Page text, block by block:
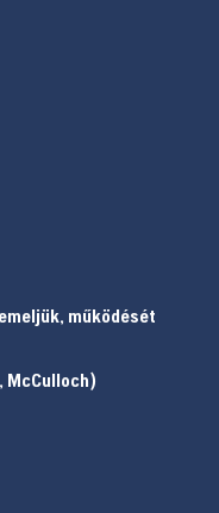
működését
McCulloch)